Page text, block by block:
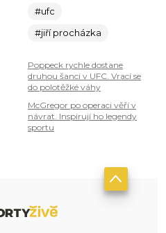
#ufc
#jiří procházka
Poppeck rychle dostane
druhou šanci v UFC. Vrací se
do polotěžké váhy
McGregor po operaci věří v
návrat. Inspirují ho legendy
sportu